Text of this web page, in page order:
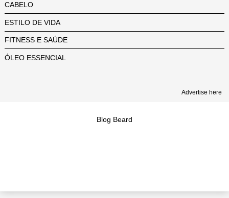
Advertise here
CABELO
ESTILO DE VIDA
FITNESS E SAÚDE
ÓLEO ESSENCIAL
Blog Beard